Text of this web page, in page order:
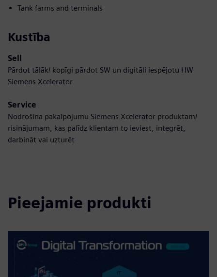
Tank farms and terminals
Kustība
Sell
Pārdot tālāk/ kopīgi pārdot SW un digitāli iespējotu HW
Siemens Xcelerator
Service
Nodrošina pakalpojumu Siemens Xcelerator produktam/
risinājumam, kas palīdz klientam to ieviest, integrēt,
darbināt vai uzturēt
Pieejamie produkti